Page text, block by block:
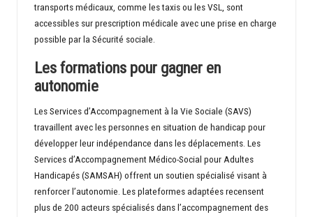
transports médicaux, comme les taxis ou les VSL, sont
accessibles sur prescription médicale avec une prise en charge
possible par la Sécurité sociale.
Les formations pour gagner en
autonomie
Les Services d’Accompagnement à la Vie Sociale (SAVS)
travaillent avec les personnes en situation de handicap pour
développer leur indépendance dans les déplacements. Les
Services d’Accompagnement Médico-Social pour Adultes
Handicapés (SAMSAH) offrent un soutien spécialisé visant à
renforcer l’autonomie. Les plateformes adaptées recensent
plus de 200 acteurs spécialisés dans l’accompagnement des